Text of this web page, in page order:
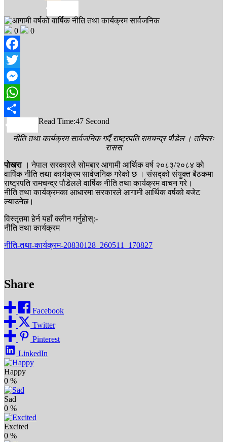
0 0
Facebook
Twitter
Messenger
WhatsApp
Share
Read Time:47 Second
नीति तथा कार्यक्रम सार्वजनिक गर्दै राष्ट्रपति रामचन्द्र पौडेल । तस्बिरः
रासस
पोखरा । नेपाल सरकारले सोमबार आगामी आर्थिक वर्ष २०८३/२०८४ को
वार्षिक नीति तथा कार्यक्रम सार्वजनिक गरेको छ । संसद्को संयुक्त बैठकमा
राष्ट्रपति रामचन्द्र पौडेलले वार्षिक नीति तथा कार्यक्रम वाचन गरे।
नीति तथा कार्यक्रमका आधारमा सरकारले आगामी आर्थिक वर्षको बजेट
ल्याउनेछ।
विस्तृतमा हेर्न यहाँ क्लीन गर्नुहोस्:-
नीति तथा कार्यक्रम
नीति-तथा-कार्यक्रम-20830128_260511_170827
Share
Facebook
Twitter
Pinterest
LinkedIn
Happy
0 %
Sad
0 %
Excited
0 %